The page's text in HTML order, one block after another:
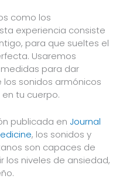
como los
experiencia consiste
para que sueltes el
Usaremos
para dar
sonidos armónicos
tu cuerpo.
publicada en Journal
, los sonidos y
son capaces de
los niveles de ansiedad,